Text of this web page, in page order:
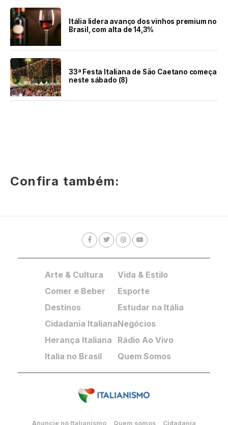
Itália lidera avanço dos vinhos premium no
Brasil, com alta de 14,3%
33ª Festa Italiana de São Caetano começa
neste sábado (8)
Confira também:
Arte & Cultura
Comer e Beber
Destinos
Cidadania Italiana
Herança Italiana
Italia no Brasil
Vida & Estilo
Esporte
Estudar na Itália
Negócios
Rádio Ao Vivo
Quem Somos
Anuncie no Italianismo Quem somos Cidadania